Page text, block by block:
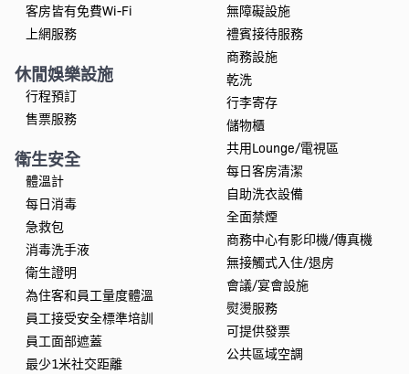
客房皆有免費Wi-Fi
上網服務
休閒娛樂設施
行程預訂
售票服務
衛生安全
體溫計
每日消毒
急救包
消毒洗手液
衛生證明
為住客和員工量度體溫
員工接受安全標準培訓
員工面部遮蓋
最少1米社交距離
無障礙設施
禮賓接待服務
商務設施
乾洗
行李寄存
儲物櫃
共用Lounge/電視區
每日客房清潔
自助洗衣設備
全面禁煙
商務中心有影印機/傳真機
無接觸式入住/退房
會議/宴會設施
熨燙服務
可提供發票
公共區域空調